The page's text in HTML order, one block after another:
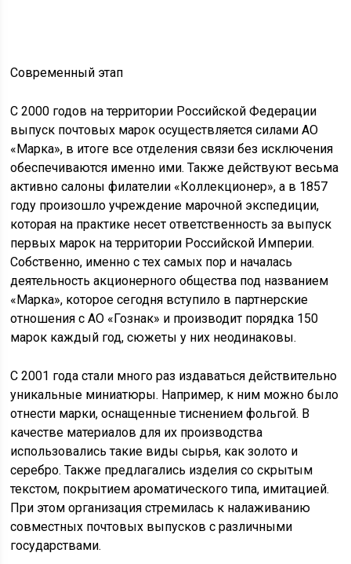
Современный этап
С 2000 годов на территории Российской Федерации
выпуск почтовых марок осуществляется силами АО
«Марка», в итоге все отделения связи без исключения
обеспечиваются именно ими. Также действуют весьма
активно салоны филателии «Коллекционер», а в 1857
году произошло учреждение марочной экспедиции,
которая на практике несет ответственность за выпуск
первых марок на территории Российской Империи.
Собственно, именно с тех самых пор и началась
деятельность акционерного общества под названием
«Марка», которое сегодня вступило в партнерские
отношения с АО «Гознак» и производит порядка 150
марок каждый год, сюжеты у них неодинаковы.
С 2001 года стали много раз издаваться действительно
уникальные миниатюры. Например, к ним можно было
отнести марки, оснащенные тиснением фольгой. В
качестве материалов для их производства
использовались такие виды сырья, как золото и
серебро. Также предлагались изделия со скрытым
текстом, покрытием ароматического типа, имитацией.
При этом организация стремилась к налаживанию
совместных почтовых выпусков с различными
государствами.